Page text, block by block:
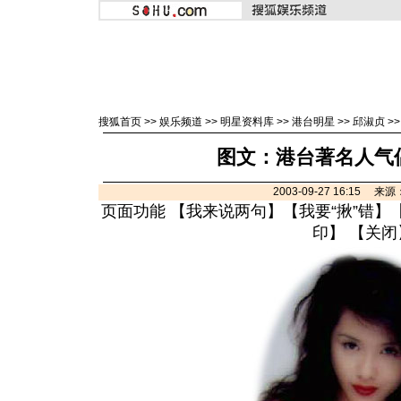
搜狐首页 >> 娱乐频道 >> 明星资料库 >> 港台明星 >> 邱淑贞
图文：港台著名人
2003-09-27 16:15 来源
页面功能 【我来说两句 】【我要“揪”错】
印 】 【 关闭